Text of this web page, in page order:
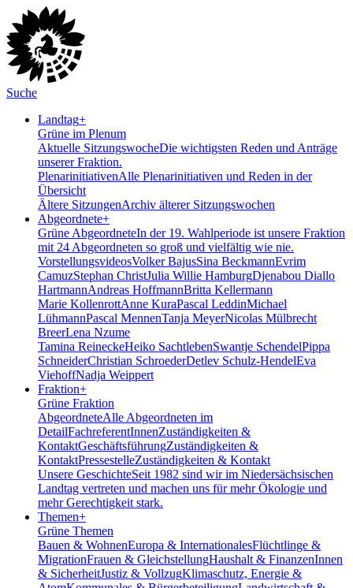
Suche
Landtag+
Grüne im Plenum
Aktuelle SitzungswocheDie wichtigsten Reden und Anträge
unserer Fraktion.
PlenarinitiativenAlle Plenarinitiativen und Reden in der
Übersicht
Ältere SitzungenArchiv älterer Sitzungswochen
Abgeordnete+
Grüne AbgeordneteIn der 19. Wahlperiode ist unsere Fraktion
mit 24 Abgeordneten so groß und vielfältig wie nie.
VorstellungsvideosVolker BajusSina BeckmannEvrim
CamuzStephan ChristJulia Willie HamburgDjenabou Diallo
HartmannAndreas HoffmannBritta Kellermann
Marie KollenrottAnne KuraPascal LeddinMichael
LühmannPascal MennenTanja MeyerNicolas Mülbrecht
BreerLena Nzume
Tamina ReineckeHeiko SachtlebenSwantje SchendelPippa
SchneiderChristian SchroederDetlev Schulz-HendelEva
ViehoffNadja Weippert
Fraktion+
Grüne Fraktion
AbgeordneteAlle Abgeordneten im
DetailFachreferentInnenZuständigkeiten &
KontaktGeschäftsführungZuständigkeiten &
KontaktPressestelleZuständigkeiten & Kontakt
Unsere GeschichteSeit 1982 sind wir im Nieder­sächsischen
Landtag vertreten und machen uns für mehr Ökologie und
mehr Gerechtigkeit stark.
Themen+
Grüne Themen
Bauen & WohnenEuropa & InternationalesFlüchtlinge &
MigrationFrauen & GleichstellungHaushalt & FinanzenInnen
& SicherheitJustiz & VollzugKlimaschutz, Energie &